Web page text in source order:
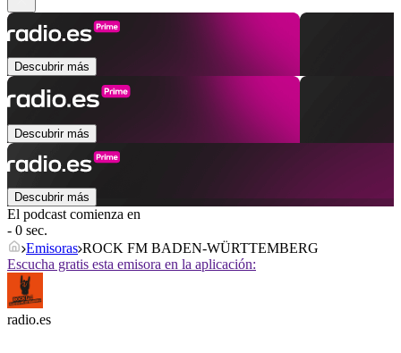
Descubrir más
Descubrir más
Descubrir más
El podcast comienza en
- 0 sec.
Emisoras ROCK FM BADEN-WÜRTTEMBERG
Escucha gratis esta emisora en la aplicación:
radio.es